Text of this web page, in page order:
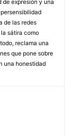
de expresión y una
de las redes
sátira como
reclama una
que pone sobre
una honestidad